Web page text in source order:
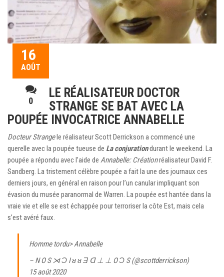
16
AOÛT
0
LE RÉALISATEUR DOCTOR
STRANGE SE BAT AVEC LA
POUPÉE INVOCATRICE ANNABELLE
Docteur Strangele réalisateur Scott Derrickson a commencé une
querelle avec la poupée tueuse de La conjurationdurant le weekend. La
poupée a répondu avec l’aide de Annabelle: Créationréalisateur David F.
Sandberg. La tristement célèbre poupée a fait la une des journaux ces
derniers jours, en général en raison pour l’un canular impliquant son
évasion du musée paranormal de Warren. La poupée est hantée dans la
vraie vie et elle se est échappée pour terroriser la côte Est, mais cela
s’est avéré faux.
Homme tordu> Annabelle
– N O S ⋊ Ɔ I ᴚ ᴚ Ǝ ᗡ ⊥ ⊥ O Ɔ S (@scottderrickson)
15 août 2020